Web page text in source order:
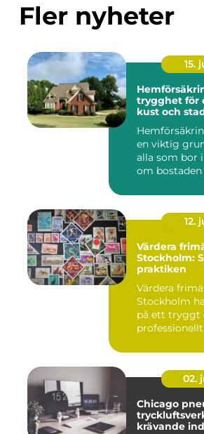
Fler nyheter
15.
trygghet för
kust och
en viktig
alla som bor
om bostaden
12.
Värdera
Stockholm:
praktiken
Värdera
Stockholm
på ett tryggt
professionellt
02.
Chicago
krävande